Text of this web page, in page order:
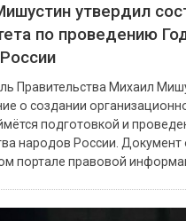
утвердил
по проведению
Правительства Михаил
о создании
подготовкой и
народов России. Документ
портале правовой